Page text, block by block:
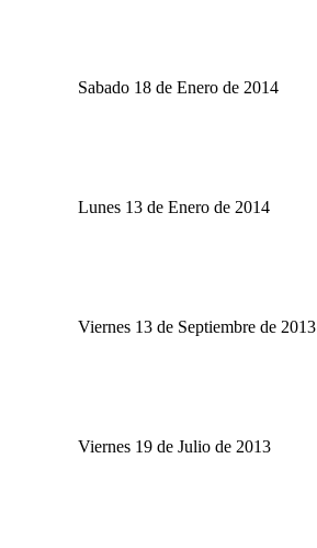
Sabado 18 de Enero de 2014
Lunes 13 de Enero de 2014
Viernes 13 de Septiembre de 2013
Viernes 19 de Julio de 2013